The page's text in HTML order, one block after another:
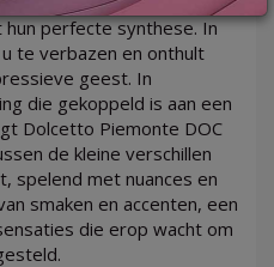
perfecte synthese. In
te verbazen en onthult
geest. In
die gekoppeld is aan een
Dolcetto Piemonte DOC
de kleine verschillen
spelend met nuances en
smaken en accenten, een
die erop wacht om